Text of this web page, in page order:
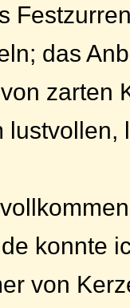
das
zarten
lustvollen,
konnte
von